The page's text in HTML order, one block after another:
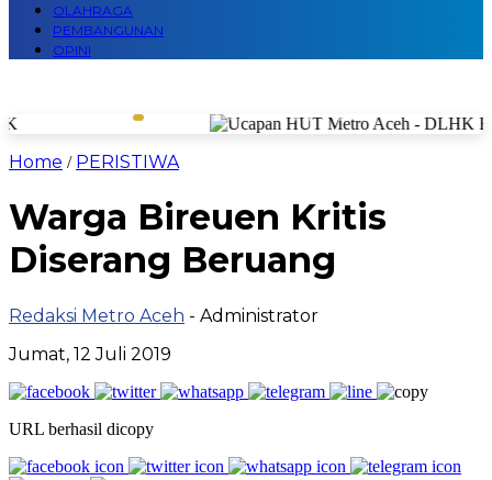
OLAHRAGA
PEMBANGUNAN
OPINI
Home / PERISTIWA
Warga Bireuen Kritis
Diserang Beruang
Redaksi Metro Aceh - Administrator
Jumat, 12 Juli 2019
URL berhasil dicopy